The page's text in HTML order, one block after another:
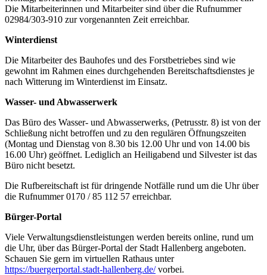
Die Mitarbeiterinnen und Mitarbeiter sind über die Rufnummer
02984/303-910 zur vorgenannten Zeit erreichbar.
Winterdienst
Die Mitarbeiter des Bauhofes und des Forstbetriebes sind wie
gewohnt im Rahmen eines durchgehenden Bereitschaftsdienstes je
nach Witterung im Winterdienst im Einsatz.
Wasser- und Abwasserwerk
Das Büro des Wasser- und Abwasserwerks, (Petrusstr. 8) ist von der
Schließung nicht betroffen und zu den regulären Öffnungszeiten
(Montag und Dienstag von 8.30 bis 12.00 Uhr und von 14.00 bis
16.00 Uhr) geöffnet. Lediglich an Heiligabend und Silvester ist das
Büro nicht besetzt.
Die Rufbereitschaft ist für dringende Notfälle rund um die Uhr über
die Rufnummer 0170 / 85 112 57 erreichbar.
Bürger-Portal
Viele Verwaltungsdienstleistungen werden bereits online, rund um
die Uhr, über das Bürger-Portal der Stadt Hallenberg angeboten.
Schauen Sie gern im virtuellen Rathaus unter
https://buergerportal.stadt-hallenberg.de/vorbei.